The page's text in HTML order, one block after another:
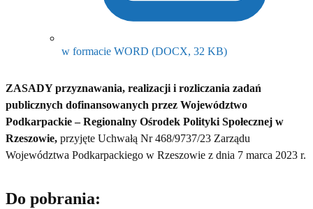
w formacie WORD (DOCX, 32 KB)(otwiera się w
ZASADY przyznawania, realizacji i rozliczania zadań
publicznych dofinansowanych przez Województwo
Podkarpackie – Regionalny Ośrodek Polityki Społecznej w
Rzeszowie, przyjęte Uchwałą Nr 468/9737/23 Zarządu
Województwa Podkarpackiego w Rzeszowie z dnia 7 marca 2023 r.
Do pobrania: